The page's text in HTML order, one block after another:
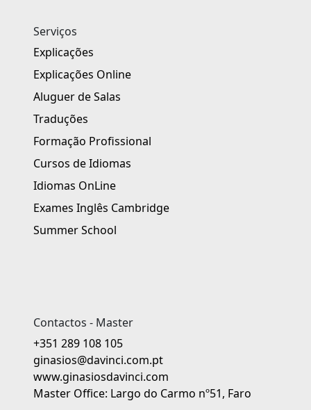
Serviços
Explicações
Explicações Online
Aluguer de Salas
Traduções
Formação Profissional
Cursos de Idiomas
Idiomas OnLine
Exames Inglês Cambridge
Summer School
Contactos - Master
+351 289 108 105
ginasios@davinci.com.pt
www.ginasiosdavinci.com
Master Office: Largo do Carmo nº51, Faro